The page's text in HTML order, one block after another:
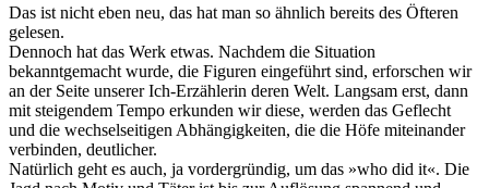
Das ist nicht eben neu, das hat man so ähnlich bereits des Öfteren
gelesen.
Dennoch hat das Werk etwas. Nachdem die Situation
bekanntgemacht wurde, die Figuren eingeführt sind, erforschen wir
an der Seite unserer Ich-Erzählerin deren Welt. Langsam erst, dann
mit steigendem Tempo erkunden wir diese, werden das Geflecht
und die wechselseitigen Abhängigkeiten, die die Höfe miteinander
verbinden, deutlicher.
Natürlich geht es auch, ja vordergründig, um das »who did it«. Die